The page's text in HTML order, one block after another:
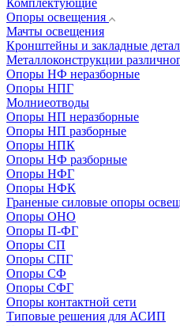
Комплектующие
Опоры освещения
Мачты освещения
Кронштейны и закладные
Металлоконструкции
Опоры НФ неразборные
Опоры НПГ
Молниеотводы
Опоры НП неразборные
Опоры НП разборные
Опоры НПК
Опоры НФ разборные
Опоры НФГ
Опоры НФК
Граненые силовые опоры
Опоры ОНО
Опоры П-ФГ
Опоры СП
Опоры СПГ
Опоры СФ
Опоры СФГ
Опоры контактной сети
Типовые решения для АСИП